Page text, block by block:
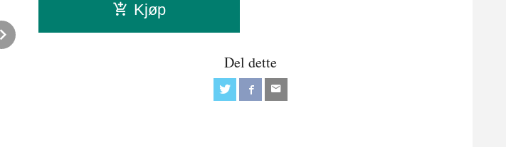
Next
Kjøp
Del dette